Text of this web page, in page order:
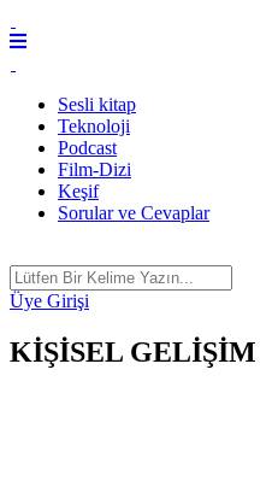
Sesli kitap
Teknoloji
Podcast
Film-Dizi
Keşif
Sorular ve Cevaplar
Üye Girişi
KİŞİSEL GELİŞİM